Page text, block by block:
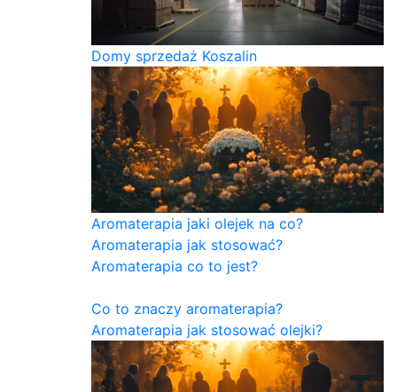
Domy sprzedaż Koszalin
Aromaterapia jaki olejek na co?
Aromaterapia jak stosować?
Aromaterapia co to jest?
Co to znaczy aromaterapia?
Aromaterapia jak stosować olejki?